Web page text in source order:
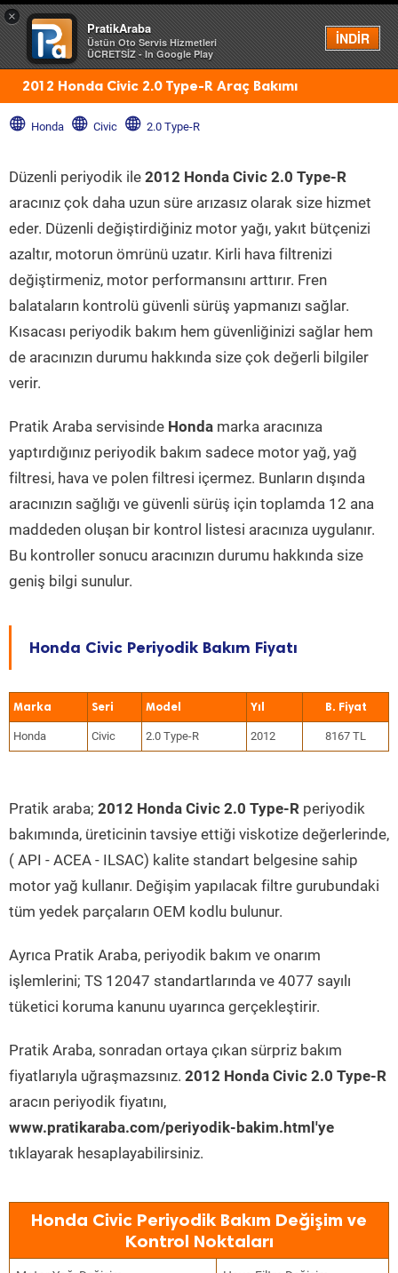
×
PratikAraba
Üstün Oto Servis Hizmetleri
ÜCRETSİZ - In Google Play
İNDİR
Menü
2012 Honda Civic 2.0 Type-R Araç Bakımı
Honda Civic 2.0 Type-R
Düzenli periyodik ile 2012 Honda Civic 2.0 Type-R
aracınız çok daha uzun süre arızasız olarak size hizmet
eder. Düzenli değiştirdiğiniz motor yağı, yakıt bütçenizi
azaltır, motorun ömrünü uzatır. Kirli hava filtrenizi
değiştirmeniz, motor performansını arttırır. Fren
balataların kontrolü güvenli sürüş yapmanızı sağlar.
Kısacası periyodik bakım hem güvenliğinizi sağlar hem
de aracınızın durumu hakkında size çok değerli bilgiler
verir.
Pratik Araba servisinde Honda marka aracınıza
yaptırdığınız periyodik bakım sadece motor yağ, yağ
filtresi, hava ve polen filtresi içermez. Bunların dışında
aracınızın sağlığı ve güvenli sürüş için toplamda 12 ana
maddeden oluşan bir kontrol listesi aracınıza uygulanır.
Bu kontroller sonucu aracınızın durumu hakkında size
geniş bilgi sunulur.
Honda Civic Periyodik Bakım Fiyatı
Marka Seri Model Yıl
Honda Civic 2.0 Type-R 2012 8167 TL
Pratik araba; 2012 Honda Civic 2.0 Type-R periyodik
bakımında, üreticinin tavsiye ettiği viskotize değerlerinde,
( API - ACEA - ILSAC) kalite standart belgesine sahip
motor yağ kullanır. Değişim yapılacak filtre gurubundaki
tüm yedek parçaların OEM kodlu bulunur.
Ayrıca Pratik Araba, periyodik bakım ve onarım
işlemlerini; TS 12047 standartlarında ve 4077 sayılı
tüketici koruma kanunu uyarınca gerçekleştirir.
Pratik Araba, sonradan ortaya çıkan sürpriz bakım
fiyatlarıyla uğraşmazsınız. 2012 Honda Civic 2.0 Type-R
aracın periyodik fiyatını,
www.pratikaraba.com/periyodik-bakim.html'ye
tıklayarak hesaplayabilirsiniz.
Honda Civic Periyodik Bakım Değişim ve
Kontrol Noktaları